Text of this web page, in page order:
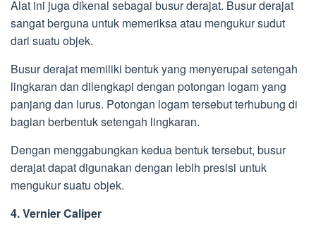
Alat ini juga dikenal sebagai busur derajat. Busur derajat
sangat berguna untuk memeriksa atau mengukur sudut
dari suatu objek.
Busur derajat memiliki bentuk yang menyerupai setengah
lingkaran dan dilengkapi dengan potongan logam yang
panjang dan lurus. Potongan logam tersebut terhubung di
bagian berbentuk setengah lingkaran.
Dengan menggabungkan kedua bentuk tersebut, busur
derajat dapat digunakan dengan lebih presisi untuk
mengukur suatu objek.
4. Vernier Caliper